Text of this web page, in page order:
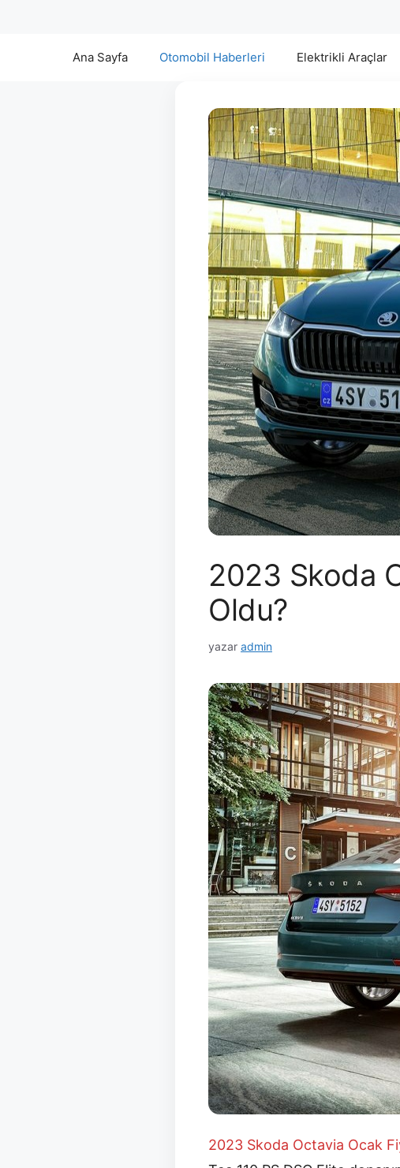
Ana Sayfa Otomobil Haberleri Elektrikli Araçlar
2023 Skoda
Oldu?
yazar admin
2023 Skoda Octavia Ocak